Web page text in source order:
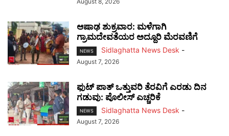
ಆಷಾಢ ಶುಕ್ರವಾರ: ಮಳೆಗಾಗಿ
ಗ್ರಾಮದೇವತೆಯರ ಅದ್ದೂರಿ ಮೆರವಣಿಗೆ
NEWS Sidlaghatta News Desk -
August 7, 2026
ಫುಟ್‌ ಪಾತ್ ಒತ್ತುವರಿ ತೆರವಿಗೆ ಎರಡು ದಿನ
ಗಡುವು: ಪೊಲೀಸ್ ಎಚ್ಚರಿಕೆ
NEWS Sidlaghatta News Desk -
August 7, 2026